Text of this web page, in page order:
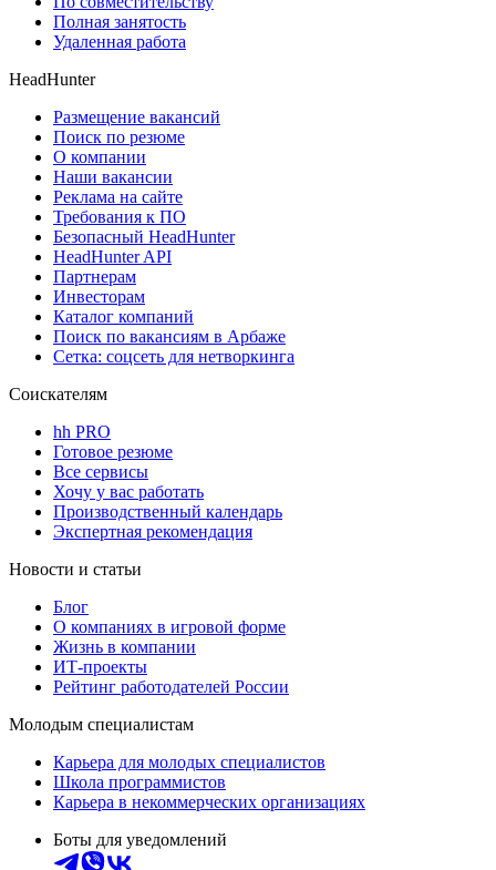
Полная занятость
Удаленная работа
HeadHunter
Размещение вакансий
Поиск по резюме
О компании
Наши вакансии
Реклама на сайте
Требования к ПО
Безопасный HeadHunter
HeadHunter API
Партнерам
Инвесторам
Каталог компаний
Поиск по вакансиям в Арбаже
Сетка: соцсеть для нетворкинга
Соискателям
hh PRO
Готовое резюме
Все сервисы
Хочу у вас работать
Производственный календарь
Экспертная рекомендация
Новости и статьи
Блог
О компаниях в игровой форме
Жизнь в компании
ИТ-проекты
Рейтинг работодателей России
Молодым специалистам
Карьера для молодых специалистов
Школа программистов
Карьера в некоммерческих организациях
Боты для уведомлений